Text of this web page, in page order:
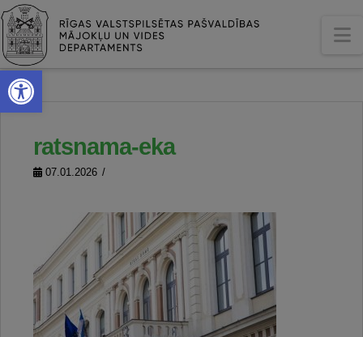
Open toolbar
ratsnama-eka
07.01.2026